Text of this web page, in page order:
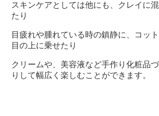
スキンケアとしては他にも、クレイに
たり
目疲れや腫れている時の鎮静に、コッ
目の上に乗せたり
クリームや、美容液など手作り化粧品
りして幅広く楽しむことができます。